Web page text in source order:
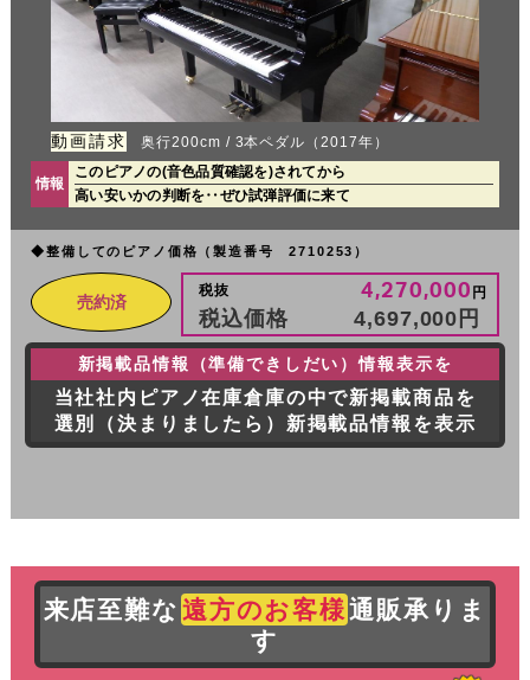
動画請求 奥行200cm / 3本ペダル（2017年）
情報
このピアノの(音色品質確認を)されてから
高い安いかの判断を‥ぜひ試弾評価に来て
◆整備してのピアノ価格（製造番号 2710253）
売約済
税抜 4,270,000 円
税込価格 4,697,000 円
新掲載品情報（準備できしだい）情報表示を
当社社内ピアノ在庫倉庫の中で新掲載商品を
選別（決まりましたら）新掲載品情報を表示
来店至難な 遠方のお客様通販承りま
す